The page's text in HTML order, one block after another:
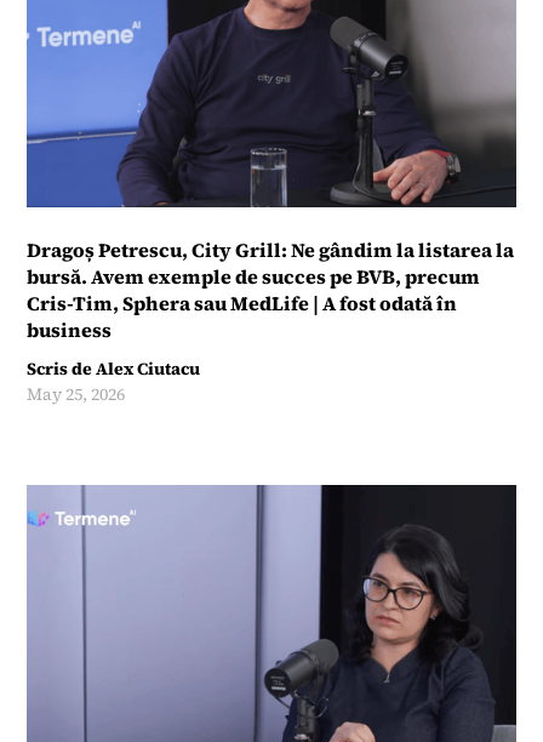
Dragoș Petrescu, City Grill: Ne gândim la listarea la
bursă. Avem exemple de succes pe BVB, precum
Cris-Tim, Sphera sau MedLife | A fost odată în
business
Scris deAlex Ciutacu
May 25, 2026